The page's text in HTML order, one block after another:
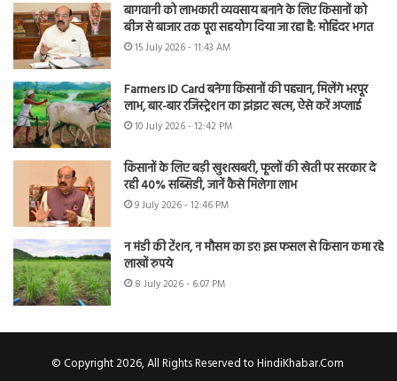
बागवानी को लाभकारी व्यवसाय बनाने के लिए किसानों को
बीज से बाजार तक पूरा सहयोग दिया जा रहा है: मोहिंदर भगत
15 July 2026 - 11:43 AM
Farmers ID Card बनेगा किसानों की पहचान, मिलेंगे भरपूर
लाभ, बार-बार रजिस्ट्रेशन का झंझट खत्म, ऐसे करें अप्लाई
10 July 2026 - 12:42 PM
किसानों के लिए बड़ी खुशखबरी, फूलों की खेती पर सरकार दे
रही 40% सब्सिडी, जानें कैसे मिलेगा लाभ
9 July 2026 - 12:46 PM
न मंडी की टेंशन, न मौसम का डर! इस फसल से किसान कमा रहे
लाखों रुपये
8 July 2026 - 6:07 PM
© Copyright 2026, All Rights Reserved to HindiKhabar.Com